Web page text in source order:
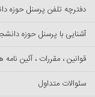
دفترچه تلفن پرسنل حوزه
آشنایی با پرسنل حوزه
قوانین ، مقررات ، آئین نامه
سئوالات متداول